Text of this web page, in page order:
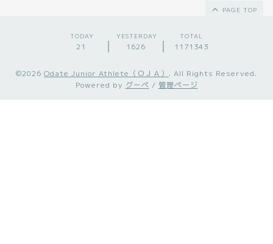
PAGE TOP
TODAY
21
YESTERDAY
1626
TOTAL
1171343
©2026 Odate Junior Athlete（ＯＪＡ） . All Rights Reserved.
Powered by グーペ / 管理ページ